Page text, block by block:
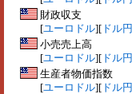
財政収支
[ユーロドル][ ドル円
小売売上高
[ユーロドル][ ドル円
生産者物価指数
[ユーロドル][ ドル円